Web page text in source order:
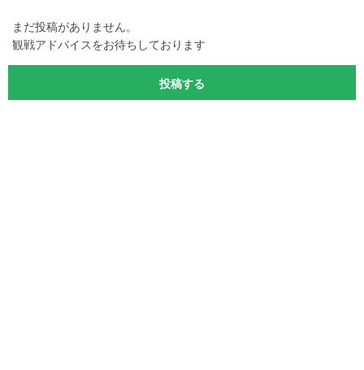
まだ投稿がありません。
観戦アドバイスをお待ちしております
投稿する